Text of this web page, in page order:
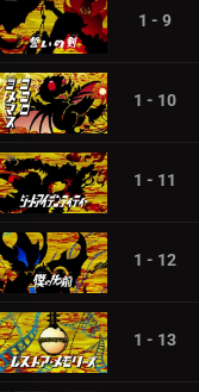
1 - 9
1 - 10
1 - 11
1 - 12
1 - 13